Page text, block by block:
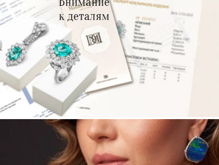
к деталям